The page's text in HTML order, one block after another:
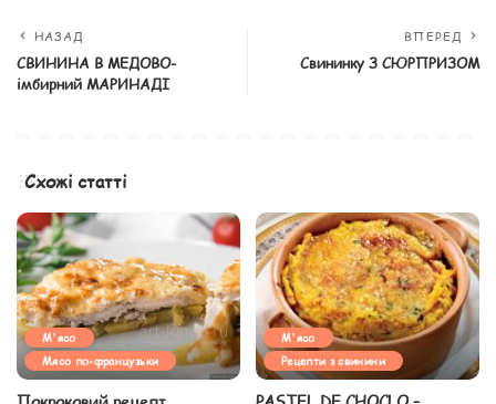
НАЗАД
СВИНИНА В МЕДОВО-
імбирний МАРИНАДІ
ВПЕРЕД
Свининку З СЮРПРИЗОМ
Схожі статті
М'ясо
Мясо по-французьки
М'ясо
Рецепти з свинини